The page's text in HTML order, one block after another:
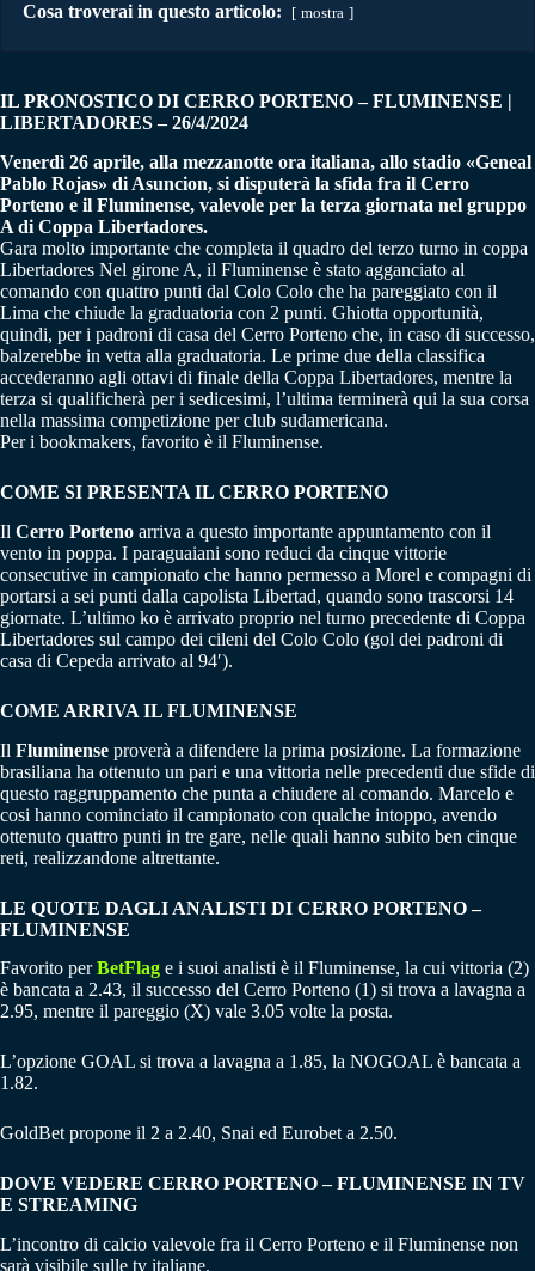
Cosa troverai in questo articolo: mostra
IL PRONOSTICO DI CERRO PORTENO – FLUMINENSE |
LIBERTADORES – 26/4/2024
Venerdì 26 aprile, alla mezzanotte ora italiana, allo stadio «Geneal
Pablo Rojas» di Asuncion, si disputerà la sfida fra il Cerro
Porteno e il Fluminense, valevole per la terza giornata nel gruppo
A di Coppa Libertadores.
Gara molto importante che completa il quadro del terzo turno in coppa
Libertadores Nel girone A, il Fluminense è stato agganciato al
comando con quattro punti dal Colo Colo che ha pareggiato con il
Lima che chiude la graduatoria con 2 punti. Ghiotta opportunità,
quindi, per i padroni di casa del Cerro Porteno che, in caso di successo,
balzerebbe in vetta alla graduatoria. Le prime due della classifica
accederanno agli ottavi di finale della Coppa Libertadores, mentre la
terza si qualificherà per i sedicesimi, l’ultima terminerà qui la sua corsa
nella massima competizione per club sudamericana.
Per i bookmakers, favorito è il Fluminense.
COME SI PRESENTA IL CERRO PORTENO
Il Cerro Porteno arriva a questo importante appuntamento con il
vento in poppa. I paraguaiani sono reduci da cinque vittorie
consecutive in campionato che hanno permesso a Morel e compagni di
portarsi a sei punti dalla capolista Libertad, quando sono trascorsi 14
giornate. L’ultimo ko è arrivato proprio nel turno precedente di Coppa
Libertadores sul campo dei cileni del Colo Colo (gol dei padroni di
casa di Cepeda arrivato al 94′).
COME ARRIVA IL FLUMINENSE
Il Fluminense proverà a difendere la prima posizione. La formazione
brasiliana ha ottenuto un pari e una vittoria nelle precedenti due sfide di
questo raggruppamento che punta a chiudere al comando. Marcelo e
cosi hanno cominciato il campionato con qualche intoppo, avendo
ottenuto quattro punti in tre gare, nelle quali hanno subito ben cinque
reti, realizzandone altrettante.
LE QUOTE DAGLI ANALISTI DI CERRO PORTENO –
FLUMINENSE
Favorito perBetFlag e i suoi analisti è il Fluminense, la cui vittoria (2)
è bancata a 2.43, il successo del Cerro Porteno (1) si trova a lavagna a
2.95, mentre il pareggio (X) vale 3.05 volte la posta.
L’opzione GOAL si trova a lavagna a 1.85, la NOGOAL è bancata a
1.82.
GoldBet propone il 2 a 2.40, Snai ed Eurobet a 2.50.
DOVE VEDERE CERRO PORTENO – FLUMINENSE IN TV
E STREAMING
L’incontro di calcio valevole fra il Cerro Porteno e il Fluminense non
sarà visibile sulle tv italiane.